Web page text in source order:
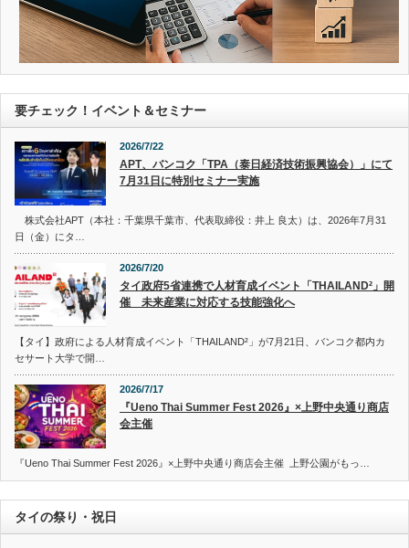
要チェック！イベント＆セミナー
2026/7/22
APT、バンコク「TPA（泰日経済技術振興協会）」にて
7月31日に特別セミナー実施
株式会社APT（本社：千葉県千葉市、代表取締役：井上 良太）は、2026年7月31
日（金）にタ…
2026/7/20
タイ政府5省連携で人材育成イベント「THAILAND²」開
催 未来産業に対応する技能強化へ
【タイ】政府による人材育成イベント「THAILAND²」が7月21日、バンコク都内カ
セサート大学で開…
2026/7/17
『Ueno Thai Summer Fest 2026』×上野中央通り商店
会主催
『Ueno Thai Summer Fest 2026』×上野中央通り商店会主催 上野公園がもっ…
タイの祭り・祝日